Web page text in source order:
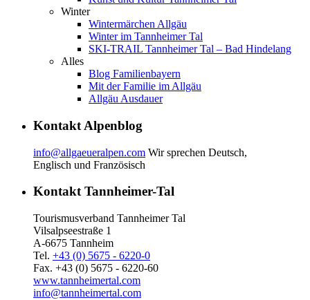
Winter
Wintermärchen Allgäu
Winter im Tannheimer Tal
SKI-TRAIL Tannheimer Tal – Bad Hindelang
Alles
Blog Familienbayern
Mit der Familie im Allgäu
Allgäu Ausdauer
Kontakt Alpenblog
info@allgaeueralpen.com Wir sprechen Deutsch,
Englisch und Französisch
Kontakt Tannheimer-Tal
Tourismusverband Tannheimer Tal
Vilsalpseestraße 1
A-6675 Tannheim
Tel. +43 (0) 5675 - 6220-0
Fax. +43 (0) 5675 - 6220-60
www.tannheimertal.com
info@tannheimertal.com